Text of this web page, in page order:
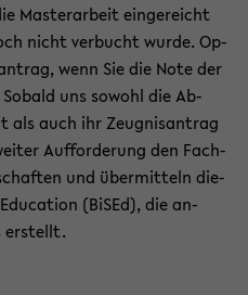
Mas­ter­ar­beit ein­ge­reicht
nicht ver­bucht wurde. Op­
wenn Sie die Note der
uns so­wohl die Ab­
als auch ihr Zeug­nis­an­trag
Auf­for­de­rung den Fach­
und über­mit­teln die­
(BiSEd), die an­
er­stellt.